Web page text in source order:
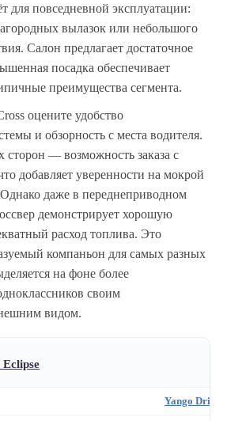
для повседневной эксплуатации:
вылазок или небольшого
Салон предлагает достаточное
посадка обеспечивает
преимущества сегмента.
оцените удобство
и обзорность с места водителя.
сторон — возможность заказа с
добавляет уверенности на мокрой
даже в переднеприводном
демонстрирует хорошую
расход топлива. Это
компаньон для самых разных
на фоне более
своим
видом.
Yango Drive